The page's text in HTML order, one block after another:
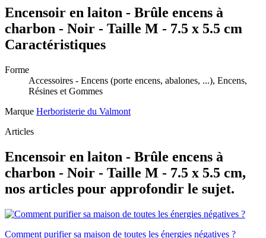
Encensoir en laiton - Brûle encens à
charbon - Noir - Taille M - 7.5 x 5.5 cm
Caractéristiques
Forme
Accessoires - Encens (porte encens, abalones, ...), Encens,
Résines et Gommes
Marque Herboristerie du Valmont
Articles
Encensoir en laiton - Brûle encens à
charbon - Noir - Taille M - 7.5 x 5.5 cm,
nos articles pour approfondir le sujet.
Comment purifier sa maison de toutes les énergies négatives ?